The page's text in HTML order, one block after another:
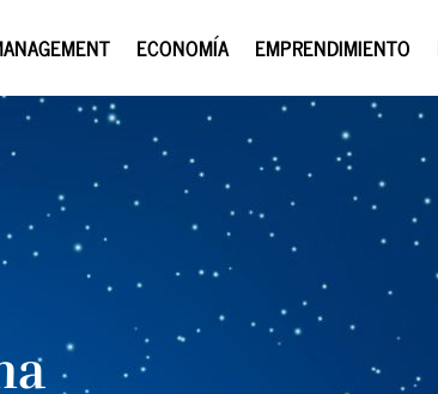
ECONOMÍA EMPRENDIMIENTO